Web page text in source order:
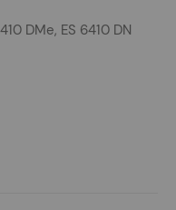
DMe, ES 6410 DN